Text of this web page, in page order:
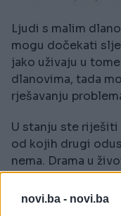
novi.ba - novi.ba
Ljudi s malim
mogu dočekati
jako uživaju u
dlanovima, tada
rješavanju
U stanju ste
od kojih drugi
nema. Drama u
je moguće da se
kojima ima puno